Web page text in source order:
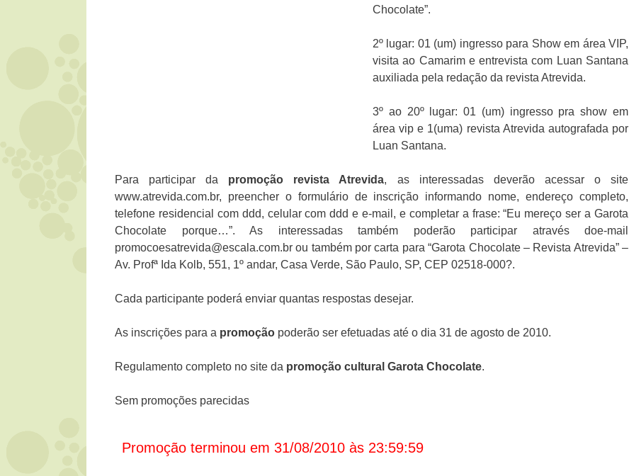
Chocolate”.
2º lugar: 01 (um) ingresso para Show em área VIP,
visita ao Camarim e entrevista com Luan Santana
auxiliada pela redação da revista Atrevida.
3º ao 20º lugar: 01 (um) ingresso pra show em
área vip e 1(uma) revista Atrevida autografada por
Luan Santana.
Para participar da promoção revista Atrevida, as interessadas deverão acessar o site
www.atrevida.com.br, preencher o formulário de inscrição informando nome, endereço completo,
telefone residencial com ddd, celular com ddd e e-mail, e completar a frase: “Eu mereço ser a Garota
Chocolate porque…”. As interessadas também poderão participar através doe-mail
promocoesatrevida@escala.com.br ou também por carta para “Garota Chocolate – Revista Atrevida” –
Av. Profª Ida Kolb, 551, 1º andar, Casa Verde, São Paulo, SP, CEP 02518-000?.
Cada participante poderá enviar quantas respostas desejar.
As inscrições para a promoção poderão ser efetuadas até o dia 31 de agosto de 2010.
Regulamento completo no site da promoção cultural Garota Chocolate.
Sem promoções parecidas
Promoção terminou em 31/08/2010 às 23:59:59